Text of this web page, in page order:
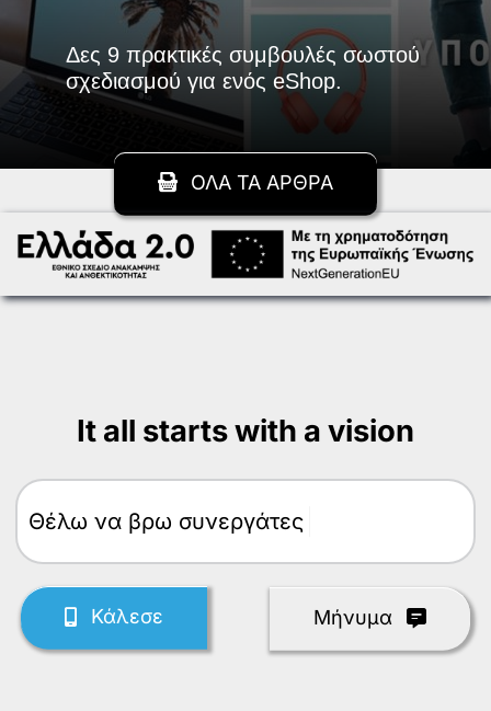
Δες 9 πρακτικές συμβουλές σωστού
σχεδιασμού για ενός eShop.
ΟΛΑ ΤΑ ΑΡΘΡΑ
It all starts with a vision
Θέλω
Κάλεσε Mήνυμα